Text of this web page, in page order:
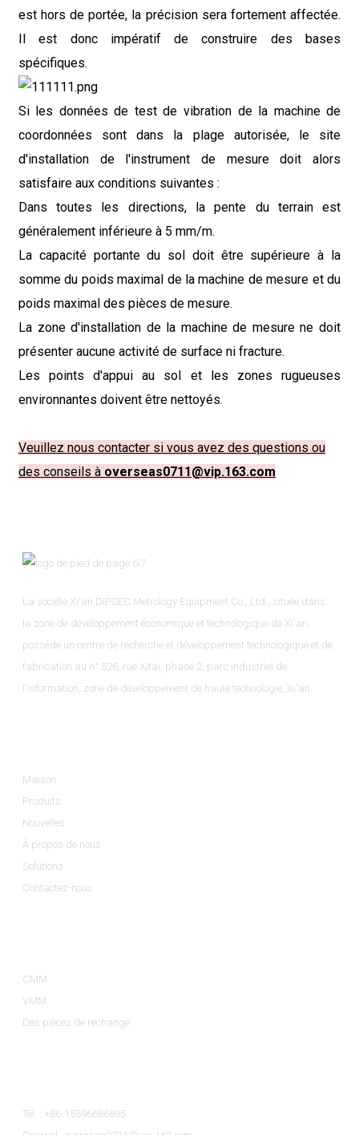
est hors de portée, la précision sera fortement affectée.
Il est donc impératif de construire des bases
spécifiques.
Si les données de test de vibration de la machine de
coordonnées sont dans la plage autorisée, le site
d'installation de l'instrument de mesure doit alors
satisfaire aux conditions suivantes :
Dans toutes les directions, la pente du terrain est
généralement inférieure à 5 mm/m.
La capacité portante du sol doit être supérieure à la
somme du poids maximal de la machine de mesure et du
poids maximal des pièces de mesure.
La zone d'installation de la machine de mesure ne doit
présenter aucune activité de surface ni fracture.
Les points d'appui au sol et les zones rugueuses
environnantes doivent être nettoyés.
Veuillez nous contacter si vous avez des questions ou
des conseils à overseas0711@vip.163.com
La société Xi'an DIPSEC Metrology Equipment Co., Ltd., située dans
la zone de développement économique et technologique de Xi'an,
possède un centre de recherche et développement technologique et de
fabrication au n° 526, rue Xitai, phase 2, parc industriel de
l'information, zone de développement de haute technologie, Xi'an.
Maison
Produits
Nouvelles
À propos de nous
Solutions
Contactez-nous
CMM
VMM
Des pièces de rechange
Tél. : +86-15596686895